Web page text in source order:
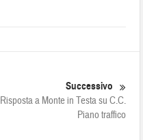
Successivo
Risposta a Monte in Testa su C.C.
Piano traffico